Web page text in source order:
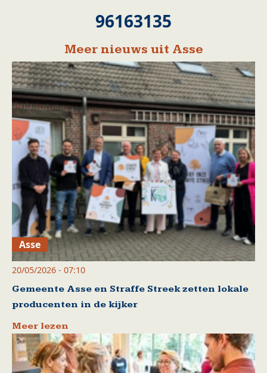
96163135
Meer nieuws uit Asse
Asse
20/05/2026 - 07:10
Gemeente Asse en Straffe Streek zetten lokale
producenten in de kijker
Meer lezen